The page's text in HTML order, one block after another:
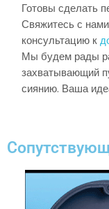
Готовы сделать
Свяжитесь с
консультацию к
Мы будем рады
захватывающий
сиянию. Ваша